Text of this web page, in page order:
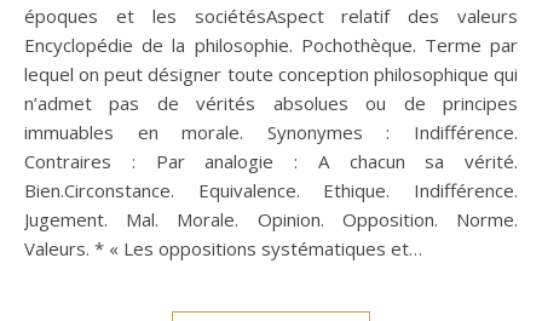
époques et les sociétésAspect relatif des valeurs
Encyclopédie de la philosophie. Pochothèque. Terme par
lequel on peut désigner toute conception philosophique qui
n’admet pas de vérités absolues ou de principes
immuables en morale. Synonymes : Indifférence.
Contraires : Par analogie : A chacun sa vérité.
Bien.Circonstance. Equivalence. Ethique. Indifférence.
Jugement. Mal. Morale. Opinion. Opposition. Norme.
Valeurs. * « Les oppositions systématiques et…